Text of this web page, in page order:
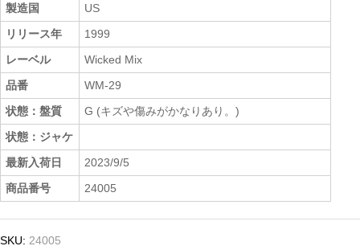
製造国
US
リリース年
1999
レーベル
Wicked Mix
品番
WM-29
状態：盤質
G (キズや傷みがかなりあり。)
状態：ジャケ
最新入荷日
2023/9/5
商品番号
24005
SKU: 24005